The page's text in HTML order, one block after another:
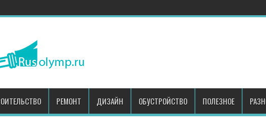
РЕМОНТ ДИЗАЙН ОБУСТРОЙСТВО ПОЛЕЗНОЕ